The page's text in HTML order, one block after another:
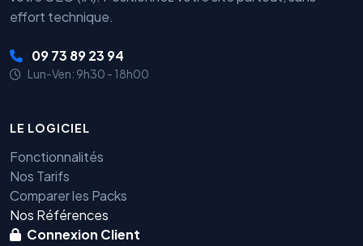
effort technique.
09 73 89 23 94
Lun-Ven: 9h30 - 18h00
LE LOGICIEL
Fonctionnalités
Nos Tarifs
Comparer les Packs
Nos Références
Connexion Client